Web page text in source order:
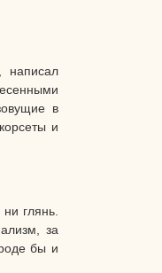
написал
в
и
глянь.
за
бы и